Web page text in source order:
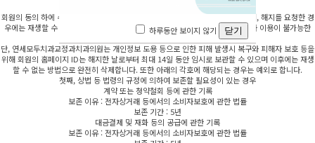
하루동안 보이지 않기
3. 개인정보의 보유 및 이용기간
회원의 동의 하에 수집된 개인정보는 회원 자격이 유지되는 동안 보유 및 이용되며, 해지를 요청한 경
우에는 재생할 수 없는 방법에 의하여 디스크에서 완전히 삭제하며 추후 열람이나 이용이 불가능한
상태로 처리됩니다.
단, 연세모두치과교정과치과의원는 개인정보 도용 등으로 인한 피해 발생시 복구와 피해자 보호 등을
위해 회원의 홈페이지 ID는 해지한 날로부터 최대 14일 동안 임시로 보관할 수 있으며 이후에는 재생
할 수 없는 방법으로 완전히 삭제합니다. 또한 아래의 각호에 해당되는 경우는 예외로 합니다.
첫째, 상법 등 법령의 규정에 의하여 보존할 필요성이 있는 경우
계약 또는 청약철회 등에 관한 기록
보존 이유 : 전자상거래 등에서의 소비자보호에 관한 법률
보존 기간 : 5년
대금결제 및 재화 등의 공급에 관한 기록
보존 이유 : 전자상거래 등에서의 소비자보호에 관한 법률